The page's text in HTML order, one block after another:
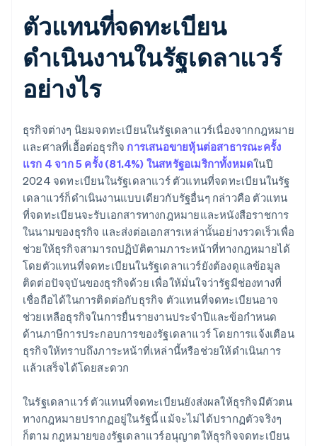
ตัวแทนที่จดทะเบียน
ดำเนินงานในรัฐเดลาแวร์
อย่างไร
ธุรกิจต่างๆ นิยมจดทะเบียนในรัฐเดลาแวร์เนื่องจากกฎหมาย
และศาลที่เอื้อต่อธุรกิจ การเสนอขายหุ้นต่อสาธารณะครั้ง
แรก 4 จาก 5 ครั้ง (81.4%) ในสหรัฐอเมริกาทั้งหมดในปี
2024 จดทะเบียนในรัฐเดลาแวร์ ตัวแทนที่จดทะเบียนในรัฐ
เดลาแวร์ก็ดำเนินงานแบบเดียวกับรัฐอื่นๆ กล่าวคือ ตัวแทน
ที่จดทะเบียนจะรับเอกสารทางกฎหมายและหนังสือราชการ
ในนามของธุรกิจ และส่งต่อเอกสารเหล่านั้นอย่างรวดเร็วเพื่อ
ช่วยให้ธุรกิจสามารถปฏิบัติตามภาระหน้าที่ทางกฎหมายได้
โดยตัวแทนที่จดทะเบียนในรัฐเดลาแวร์ยังต้องดูแลข้อมูล
ติดต่อปัจจุบันของธุรกิจด้วย เพื่อให้มั่นใจว่ารัฐมีช่องทางที่
เชื่อถือได้ในการติดต่อกับธุรกิจ ตัวแทนที่จดทะเบียนอาจ
ช่วยเหลือธุรกิจในการยื่นรายงานประจำปีและข้อกำหนด
ด้านภาษีการประกอบการของรัฐเดลาแวร์ โดยการแจ้งเตือน
ธุรกิจให้ทราบถึงภาระหน้าที่เหล่านี้หรือช่วยให้ดำเนินการ
แล้วเสร็จได้โดยสะดวก
ในรัฐเดลาแวร์ ตัวแทนที่จดทะเบียนยังส่งผลให้ธุรกิจมีตัวตน
ทางกฎหมายปรากฏอยู่ในรัฐนี้ แม้จะไม่ได้ปรากฏตัวจริงๆ
ก็ตาม กฎหมายของรัฐเดลาแวร์อนุญาตให้ธุรกิจจดทะเบียน